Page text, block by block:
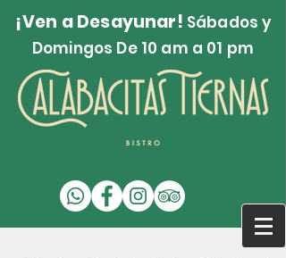
¡Ven a Desayunar! Sábados y
Domingos De 10 am a 01 pm